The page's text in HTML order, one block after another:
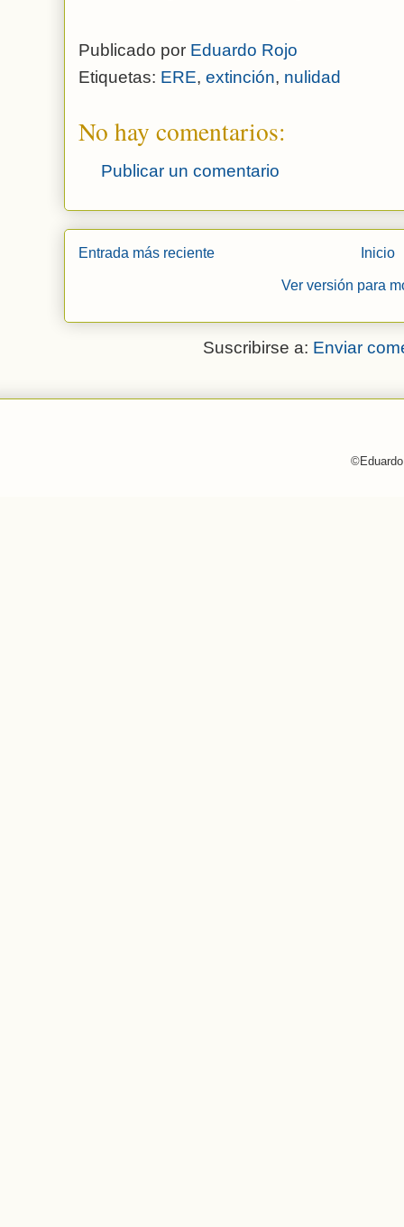
Publicado por Eduardo Rojo
Etiquetas: ERE, extinción, nulidad
No hay comentarios:
Publicar un comentario
Entrada más reciente Inicio
Ver versión para
Suscribirse a: Enviar